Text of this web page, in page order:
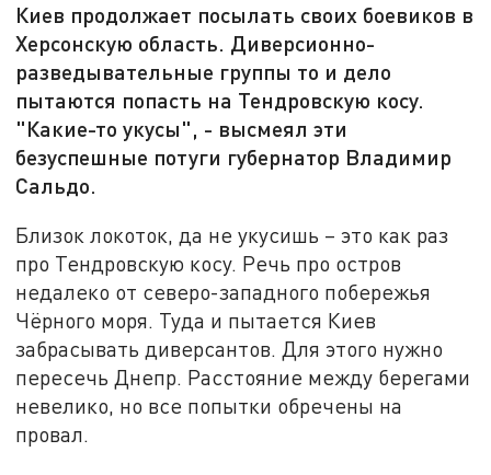
Киев продолжает посылать своих боевиков в
Херсонскую область. Диверсионно-
разведывательные группы то и дело
пытаются попасть на Тендровскую косу.
"Какие-то укусы", - высмеял эти
безуспешные потуги губернатор Владимир
Сальдо.
Близок локоток, да не укусишь – это как раз
про Тендровскую косу. Речь про остров
недалеко от северо-западного побережья
Чёрного моря. Туда и пытается Киев
забрасывать диверсантов. Для этого нужно
пересечь Днепр. Расстояние между берегами
невелико, но все попытки обречены на
провал.